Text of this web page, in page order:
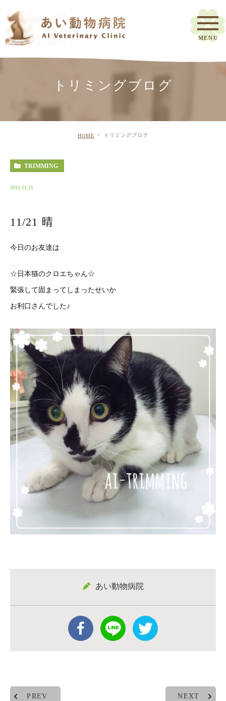
トリミングブログ
HOME トリミングブログ
TRIMMING
2015.11.21
11/21 晴
今日のお友達は
☆日本猫のクロエちゃん☆
緊張して固まってしまったせいか
お利口さんでした♪
あい動物病院
PREV NEXT